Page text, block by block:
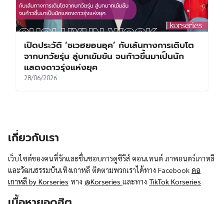
เปิดประวัติ ‘ชเวฮยอนอุค’ กับเส้นทางการเติบโต
จากบทวัยรุ่น สู่บทเข้มข้น จนก้าวขึ้นมาเป็นนัก
แสดงดาวรุ่งแห่งยุค
28/06/2026
เกี่ยวกับเรา
เว็บไซต์ของคนที่รักและชื่นชอบการดูซีรีส์ คอนเทนต์ ภาพยนตร์เกาหลี
และวัฒนธรรมบันเทิงเกาหลี ติดตามพวกเราได้ทาง Facebook คอ
เกาหลี by Korseries ทาง @Korseries และทาง TikTok Korseries